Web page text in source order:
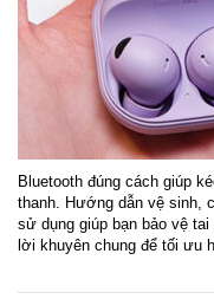
Bluetooth đúng cách giúp
thanh. Hướng dẫn vệ sinh,
sử dụng giúp bạn bảo vệ
lời khuyên chung để tối ưu